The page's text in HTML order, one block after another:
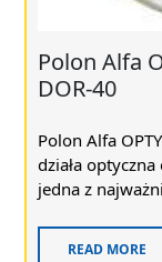
Polon Alfa
DOR-40
Polon Alfa
działa
jedna z
READ MORE